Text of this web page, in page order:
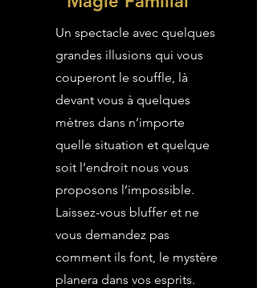
Un spectacle avec quelques
grandes illusions qui vous
couperont le souffle, là
devant vous à quelques
mètres dans n’importe
quelle situation et quelque
soit l’endroit nous vous
proposons l’impossible.
Laissez-vous bluffer et ne
vous demandez pas
comment ils font, le mystère
planera dans vos esprits.